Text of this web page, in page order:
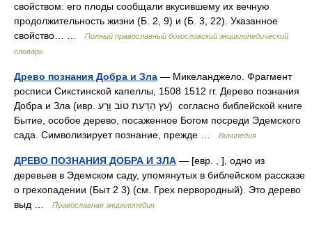
свойством: его плоды сообщали вкусившему их вечную
продолжительность жизни (Б. 2, 9) и (Б. 3, 22). Указанное
свойство… …
Полный православный богословский энциклопедический
словарь
Древо познания Добра и Зла — Микеланджело. Фрагмент
росписи Сикстинской капеллы, 1508 1512 гг. Дeрево познания
Добра и Зла (ивр. עֵץ הַדַּעַת טוֹב וָרָע‎) согласно библейской книге
Бытие, особое дерево, посаженное Богом посреди Эдемского
сада. Символизирует познание, прежде …
Википедия
ДРЕВО ПОЗНАНИЯ ДОБРА И ЗЛА — [евр. , ], одно из
деревьев в Эдемском саду, упомянутых в библейском рассказе
о грехопадении (Быт 2 3) (см. Грех первородный). Это дерево
выд …
Православная энциклопедия